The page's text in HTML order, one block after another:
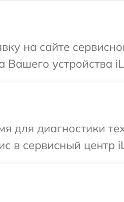
на сайте
Вашего устройства
для диагностики
в сервисный центр